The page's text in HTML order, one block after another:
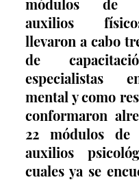
auxilios
llevaron a cabo
de
especialistas
mental y como
conformaron
22 módulos de
auxilios
cuales ya se